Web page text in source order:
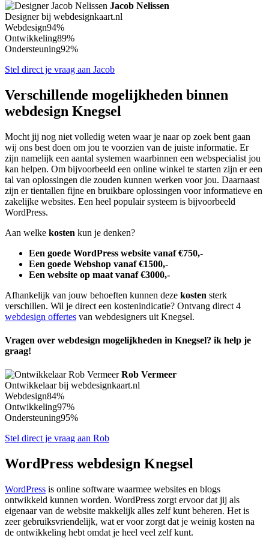
Jacob Nelissen
Designer bij webdesignkaart.nl
Webdesign94%
Ontwikkeling89%
Ondersteuning92%
Stel direct je vraag aan Jacob
Verschillende mogelijkheden binnen
webdesign Knegsel
Mocht jij nog niet volledig weten waar je naar op zoek bent gaan
wij ons best doen om jou te voorzien van de juiste informatie. Er
zijn namelijk een aantal systemen waarbinnen een webspecialist jou
kan helpen. Om bijvoorbeeld een online winkel te starten zijn er een
tal van oplossingen die zouden kunnen werken voor jou. Daarnaast
zijn er tientallen fijne en bruikbare oplossingen voor informatieve en
zakelijke websites. Een heel populair systeem is bijvoorbeeld
WordPress.
Aan welke kosten kun je denken?
Een goede WordPress website vanaf €750,-
Een goede Webshop vanaf €1500,-
Een website op maat vanaf €3000,-
Afhankelijk van jouw behoeften kunnen deze kosten sterk
verschillen. Wil je direct een kostenindicatie? Ontvang direct 4
webdesign offertes van webdesigners uit Knegsel.
Vragen over webdesign mogelijkheden in Knegsel? ik help je
graag!
Rob Vermeer
Ontwikkelaar bij webdesignkaart.nl
Webdesign84%
Ontwikkeling97%
Ondersteuning95%
Stel direct je vraag aan Rob
WordPress webdesign Knegsel
WordPress is online software waarmee websites en blogs
ontwikkeld kunnen worden. WordPress zorgt ervoor dat jij als
eigenaar van de website makkelijk alles zelf kunt beheren. Het is
zeer gebruiksvriendelijk, wat er voor zorgt dat je weinig kosten na
de ontwikkeling hebt omdat je heel veel zelf kunt.